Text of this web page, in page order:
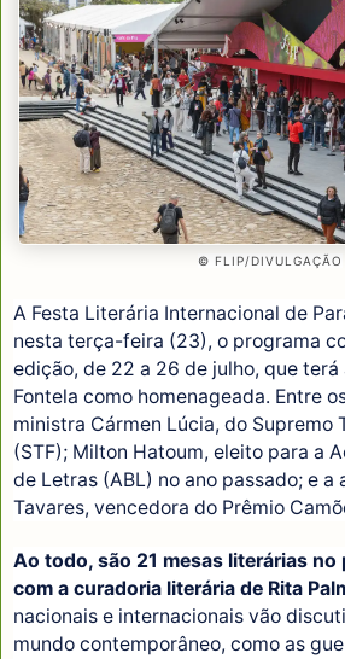
© FLIP/DIVULGAÇÃO
A Festa Literária Internacional de
nesta terça-feira (23), o programa
edição, de 22 a 26 de julho, que
Fontela como homenageada. Entre
ministra Cármen Lúcia, do Supremo
(STF); Milton Hatoum, eleito para a
de Letras (ABL) no ano passado; e a
Tavares, vencedora do Prêmio
Ao todo, são 21 mesas literárias no
com a curadoria literária de Rita
nacionais e internacionais vão
mundo contemporâneo, como as